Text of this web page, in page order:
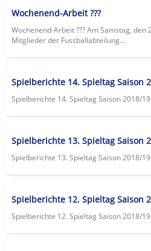
Wochenend-Arbeit ???
Wochenend-Arbeit ??? Am Samstag, den
Mitglieder der Fussballabteilung...
Spielberichte 14. Spieltag Saison
Spielberichte 14. Spieltag Saison 2018/
Spielberichte 13. Spieltag Saison
Spielberichte 13. Spieltag Saison 2018/19
Spielberichte 12. Spieltag Saison
Spielberichte 12. Spieltag Saison 2018/